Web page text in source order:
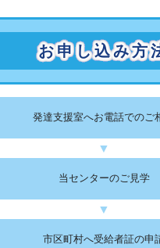
お申し込み方
発達支援室へお電話でのご
▼
当センターのご見学
▼
市区町村へ受給者証の申